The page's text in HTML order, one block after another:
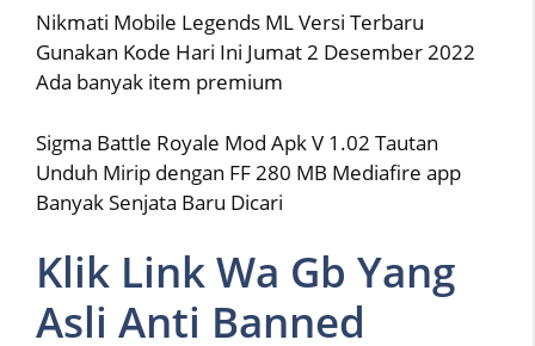
Nikmati Mobile Legends ML Versi Terbaru
Gunakan Kode Hari Ini Jumat 2 Desember 2022
Ada banyak item premium
Sigma Battle Royale Mod Apk V 1.02 Tautan
Unduh Mirip dengan FF 280 MB Mediafire app
Banyak Senjata Baru Dicari
Klik Link Wa Gb Yang
Asli Anti Banned